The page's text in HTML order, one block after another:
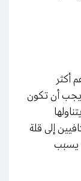
أكثر
أن تكون
إلى قلة
يسبب